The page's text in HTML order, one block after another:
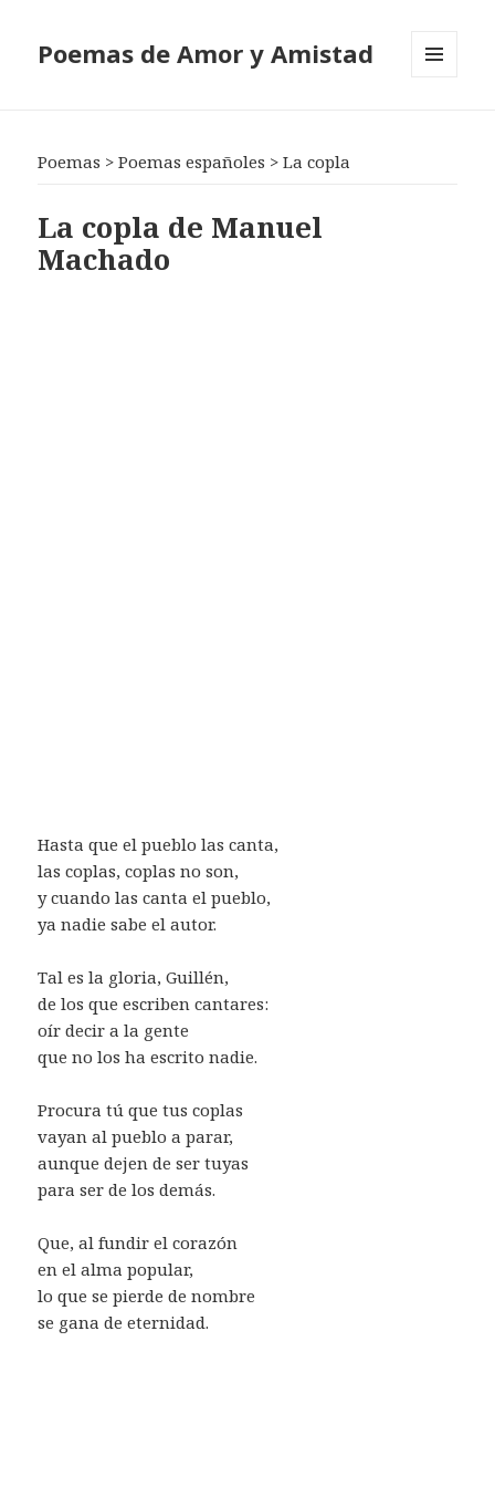
Poemas de Amor y Amistad
Poemas >Poemas españoles >La copla
La copla de Manuel
Machado
Hasta que el pueblo las canta,
las coplas, coplas no son,
y cuando las canta el pueblo,
ya nadie sabe el autor.
Tal es la gloria, Guillén,
de los que escriben cantares:
oír decir a la gente
que no los ha escrito nadie.
Procura tú que tus coplas
vayan al pueblo a parar,
aunque dejen de ser tuyas
para ser de los demás.
Que, al fundir el corazón
en el alma popular,
lo que se pierde de nombre
se gana de eternidad.